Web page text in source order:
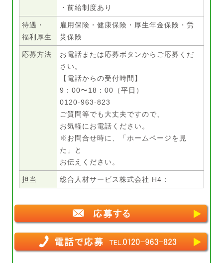
・前給制度あり
待遇・
福利厚生
雇用保険・健康保険・厚生年金保険・労
災保険
応募方法
お電話または応募ボタンからご応募くだ
さい。
【電話からの受付時間】
9：00〜18：00（平日）
0120-963-823
ご質問等でも大丈夫ですので、
お気軽にお電話ください。
※お問合せ時に、「ホームページを見
た」と
お伝えください。
担当 総合人材サービス株式会社 H4：